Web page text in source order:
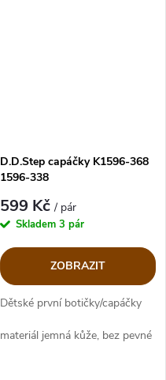
D.D.Step capáčky K1596-368
1596-338
599 Kč/ pár
Skladem 3 pár
ZOBRAZIT
Dětské první botičky/capáčky
materiál jemná kůže, bez pevné